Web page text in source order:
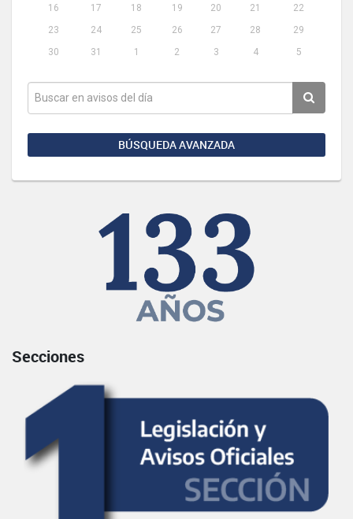
16
17 18 19 20 21
22
23
24 25 26 27 28
29
30
31 1 2 3 4 5
BÚSQUEDA AVANZADA
Secciones